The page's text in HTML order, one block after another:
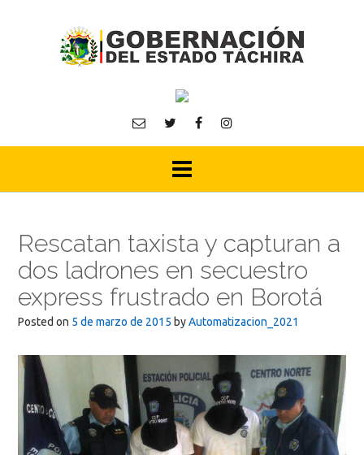
Rescatan taxista y capturan a
dos ladrones en secuestro
express frustrado en Borotá
Posted on 5 de marzo de 2015 byAutomatizacion_2021